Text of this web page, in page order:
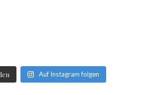
Auf Instagram folgen